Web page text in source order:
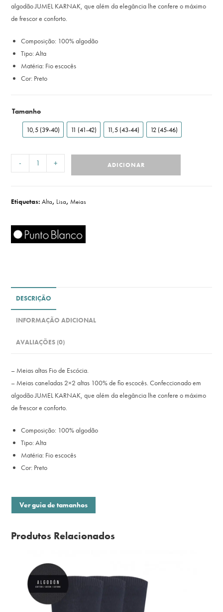
algodão JUMEL KARNAK, que além da elegância lhe confere o máximo
de frescor e conforto.
Composição: 100% algodão
Tipo: Alta
Matéria: Fio escocês
Cor: Preto
Tamanho
10,5 (39-40) 11 (41-42) 11,5 (43-44) 12 (45-46)
- + ADICIONAR
Etiquetas:Alta, Lisa,Meias
DESCRIÇÃO
INFORMAÇÃO ADICIONAL
AVALIAÇÕES (0)
– Meias altas Fio de Escócia.
– Meias caneladas 2×2 altas 100% de fio escocês. Confeccionado em
algodão JUMEL KARNAK, que além da elegância lhe confere o máximo
de frescor e conforto.
Composição: 100% algodão
Tipo: Alta
Matéria: Fio escocês
Cor: Preto
Ver guia de tamanhos
Produtos Relacionados